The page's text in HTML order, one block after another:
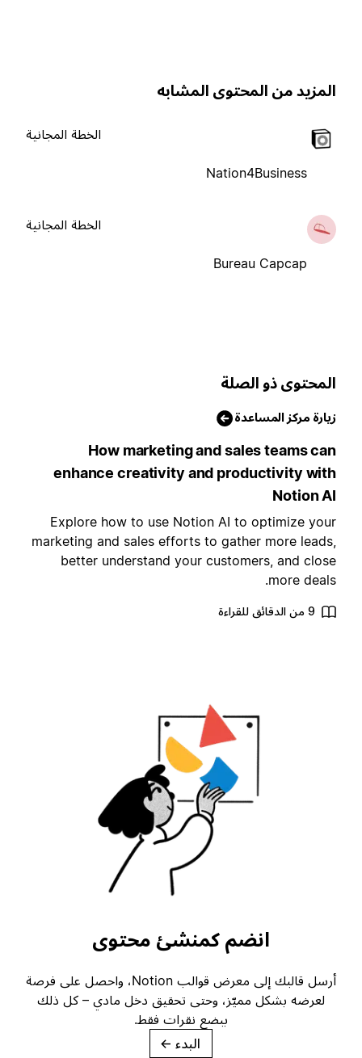
من المحتوى المشابه
Nation4Business
الخطة المجانية
Bureau Capcap
الخطة المجانية
ذو الصلة
مركز المساعدة
How marketing and sales teams
enhance creativity and productivity
Notion
Explore how to use Notion AI to optimize
marketing and sales efforts to gather more
better understand your customers, and
more
9 من الدقائق للقراءة
انضم كمنشئ محتوى
أرسل قالبك إلى معرض قوالب Notion، واحصل على فرصة
لعرضه بشكل مميّز، وحتى تحقيق دخل مادي – كل ذلك
ببضع نقرات فقط.
→